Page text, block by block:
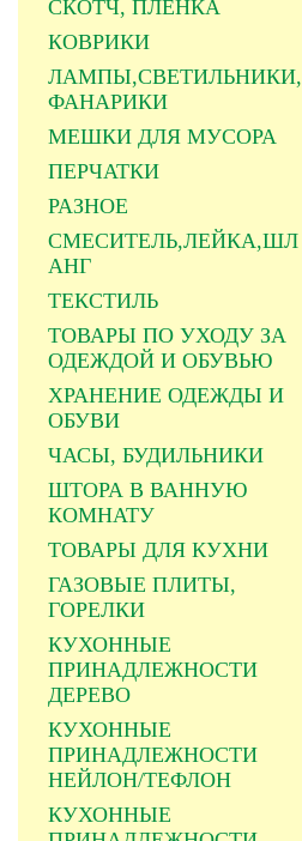
СКОТЧ, ПЛЕНКА
КОВРИКИ
ЛАМПЫ,СВЕТИЛЬНИКИ,
ФАНАРИКИ
МЕШКИ ДЛЯ МУСОРА
ПЕРЧАТКИ
РАЗНОЕ
СМЕСИТЕЛЬ,ЛЕЙКА,ШЛ
АНГ
ТЕКСТИЛЬ
ТОВАРЫ ПО УХОДУ ЗА
ОДЕЖДОЙ И ОБУВЬЮ
ХРАНЕНИЕ ОДЕЖДЫ И
ОБУВИ
ЧАСЫ, БУДИЛЬНИКИ
ШТОРА В ВАННУЮ
КОМНАТУ
ТОВАРЫ ДЛЯ КУХНИ
ГАЗОВЫЕ ПЛИТЫ,
ГОРЕЛКИ
КУХОННЫЕ
ПРИНАДЛЕЖНОСТИ
ДЕРЕВО
КУХОННЫЕ
ПРИНАДЛЕЖНОСТИ
НЕЙЛОН/ТЕФЛОН
КУХОННЫЕ